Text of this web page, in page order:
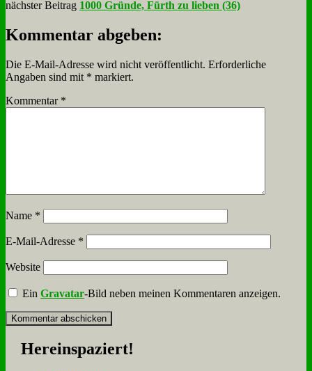
nächster Beitrag 1000 Gründe, Fürth zu lieben (36)
Kommentar abgeben:
Die E-Mail-Adresse wird nicht veröffentlicht. Erforderliche
Angaben sind mit * markiert.
Kommentar *
Name *
E-Mail-Adresse *
Website
EinGravatar-Bild neben meinen Kommentaren anzeigen.
Her­ein­spa­ziert!